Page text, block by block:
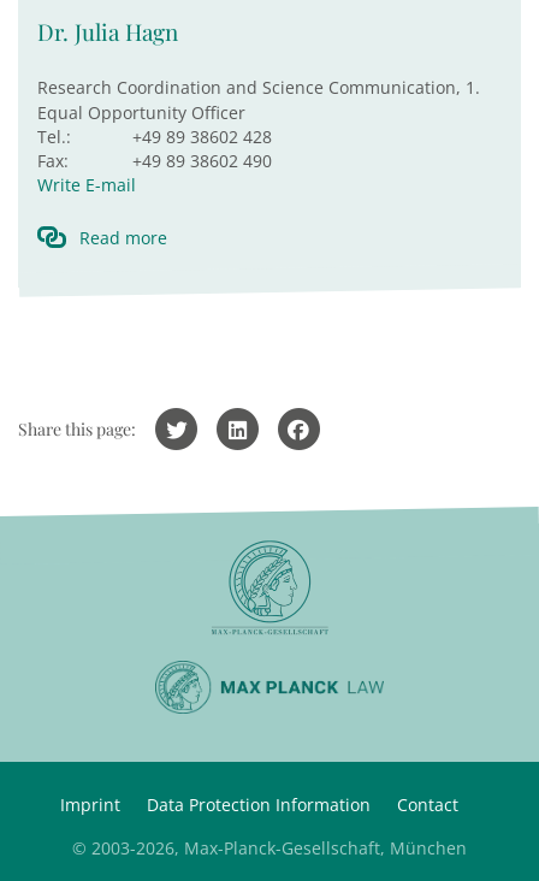
Dr. Julia Hagn
Research Coordination and Science Communication, 1.
Equal Opportunity Officer
Tel.:
+49 89 38602 428
Fax:
+49 89 38602 490
Write E-mail
Read more
Share this page:
Imprint Data Protection Information
Contact
© 2003-2026, Max-Planck-Gesellschaft, München